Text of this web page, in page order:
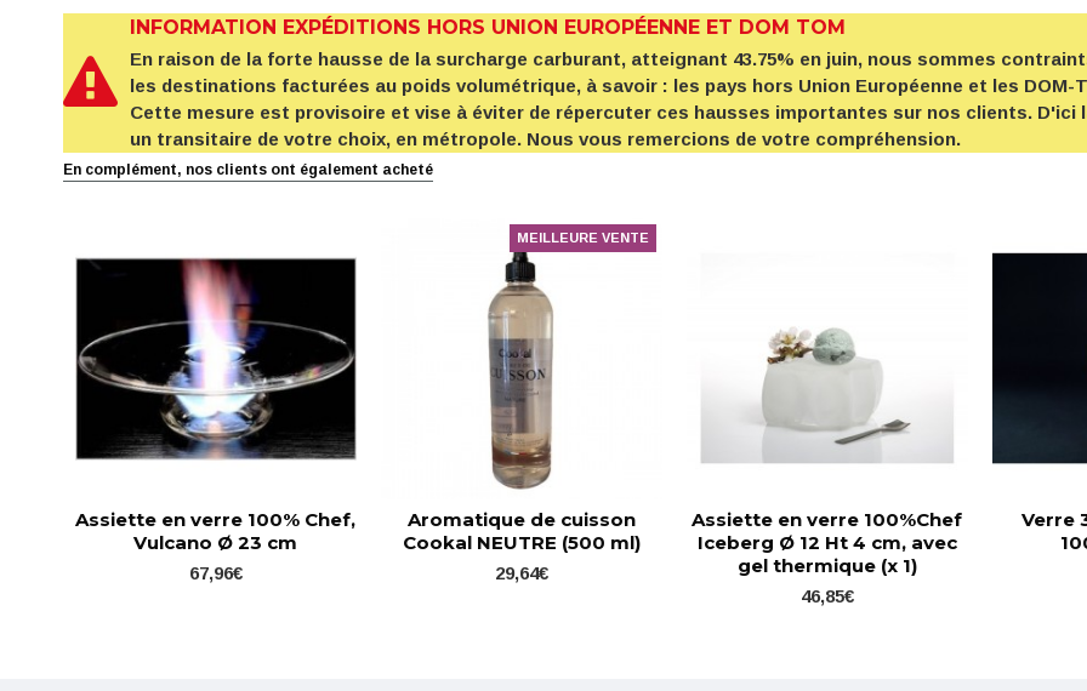
INFORMATION EXPÉDITIONS HORS UNION EUROPÉENNE ET DOM TOM
En raison de la forte hausse de la surcharge carburant, atteignant 43.75% en juin, nous sommes
les destinations facturées au poids volumétrique, à savoir : les pays hors Union Européenne et les DOM-
Cette mesure est provisoire et vise à éviter de répercuter ces hausses importantes sur nos clients. D'ici
un transitaire de votre choix, en métropole. Nous vous remercions de votre compréhension.
En complément, nos clients ont également acheté
Assiette en verre 100% Chef,
Vulcano Ø 23 cm
67,96€
MEILLEURE VENTE
Aromatique de cuisson
Cookal NEUTRE (500 ml)
29,64€
Assiette en verre 100%Chef
Iceberg Ø 12 Ht 4 cm, avec
gel thermique (x 1)
46,85€
Verre